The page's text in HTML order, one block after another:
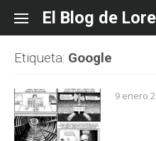
content
El Blog de
Etiqueta: Google
9 enero